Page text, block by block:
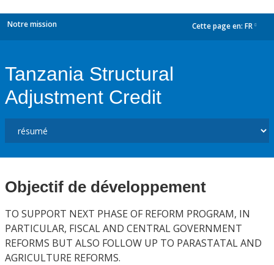
Notre mission Cette page en: FR
Tanzania Structural
Adjustment Credit
Objectif de développement
TO SUPPORT NEXT PHASE OF REFORM PROGRAM, IN
PARTICULAR, FISCAL AND CENTRAL GOVERNMENT
REFORMS BUT ALSO FOLLOW UP TO PARASTATAL AND
AGRICULTURE REFORMS.